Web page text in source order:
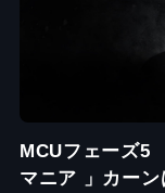
MCUフェーズ5
マニア 」カーン